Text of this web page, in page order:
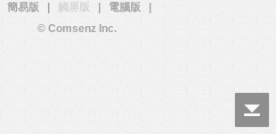
簡易版
觸屏版 電腦版
© Comsenz Inc.